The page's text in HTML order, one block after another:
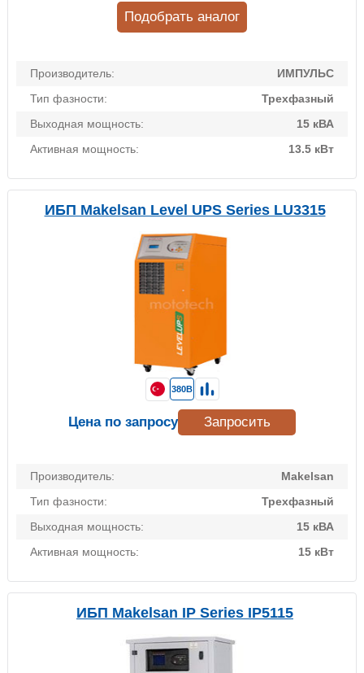
Производитель:
ИМПУЛЬС
Тип фазности:
Трехфазный
Выходная мощность:
15 кВА
Активная мощность:
13.5 кВт
Подобрать аналог
ИБП Makelsan Level UPS Series LU3315
Производитель:
Makelsan
Тип фазности:
Трехфазный
Выходная мощность:
15 кВА
Активная мощность:
15 кВт
380В
Цена по запросу Запросить
ИБП Makelsan IP Series IP5115